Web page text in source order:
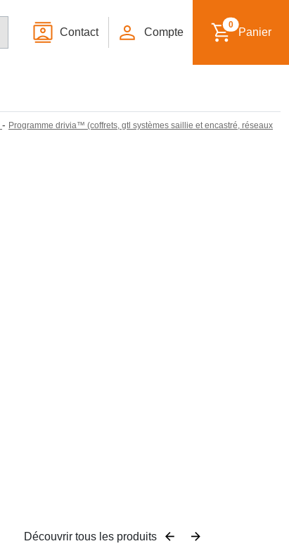
Contact Compte
0
Panier
- Programme drivia™ (coffrets, gtl systèmes saillie et encastré, réseaux
Découvrir tous les produits